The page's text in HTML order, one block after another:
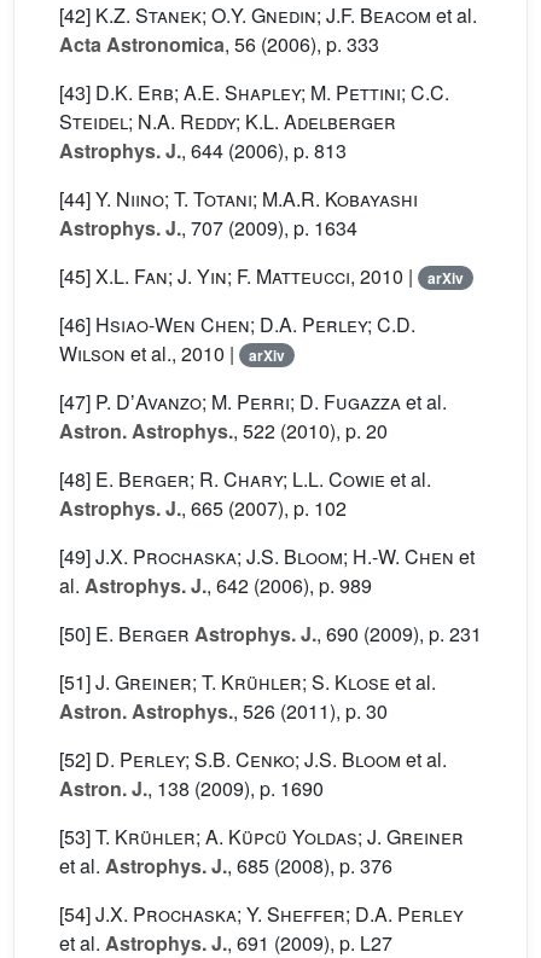
[42] K.Z. Stanek; O.Y. Gnedin; J.F. Beacom et al.
Acta Astronomica, 56 (2006), p. 333
[43] D.K. Erb; A.E. Shapley; M. Pettini; C.C.
Steidel; N.A. Reddy; K.L. Adelberger
Astrophys. J., 644 (2006), p. 813
[44]Y. Niino; T. Totani; M.A.R. Kobayashi
Astrophys. J., 707 (2009), p. 1634
[45]X.L. Fan; J. Yin; F. Matteucci, 2010 | arXiv
[46] Hsiao-Wen Chen; D.A. Perley; C.D.
Wilson et al., 2010 | arXiv
[47] P. DʼAvanzo; M. Perri; D. Fugazzaet al.
Astron. Astrophys., 522 (2010), p. 20
[48] E. Berger; R. Chary; L.L. Cowie et al.
Astrophys. J., 665 (2007), p. 102
[49]J.X. Prochaska; J.S. Bloom; H.-W. Chen et
al. Astrophys. J., 642 (2006), p. 989
[50] E. Berger Astrophys. J., 690 (2009), p. 231
[51]J. Greiner; T. Krühler; S. Klose et al.
Astron. Astrophys., 526 (2011), p. 30
[52] D. Perley; S.B. Cenko; J.S. Bloom et al.
Astron. J., 138 (2009), p. 1690
[53]T. Krühler; A. Küpcü Yoldas; J. Greiner
et al. Astrophys. J., 685 (2008), p. 376
[54]J.X. Prochaska; Y. Sheffer; D.A. Perley
et al. Astrophys. J., 691 (2009), p. L27